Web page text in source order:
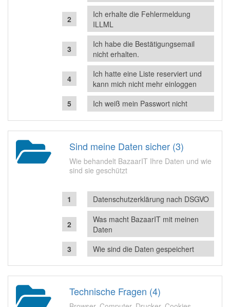
Ich erhalte die Fehlermeldung
ILLML
Ich habe die Bestätigungsemail
nicht erhalten.
Ich hatte eine Liste reserviert und
kann mich nicht mehr einloggen
Ich weiß mein Passwort nicht
Sind meine Daten sicher (3)
Wie behandelt BazaarIT Ihre Daten und wie
sind sie geschützt
Datenschutzerklärung nach DSGVO
Was macht BazaarIT mit meinen
Daten
Wie sind die Daten gespeichert
Technische Fragen (4)